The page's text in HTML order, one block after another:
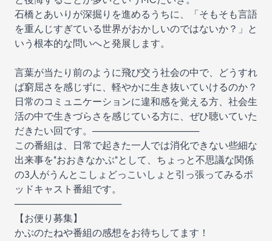
石橋とあいりが深掘りを進めるうちに、「そもそも言語
を重んじすぎている世界がおかしいのではないか？」と
いう根本的な問いへと発展します。
言葉が当たり前のように飛び交う社会の中で、どうすれ
ば窮屈さを感じずに、軽やかに生き抜いていけるのか？
日常のコミュニケーションに違和感を覚える方、社会生
活の中で生きづらさを感じている方に、ぜひ聴いていた
だきたい回です。────────────────
この番組は、日常で起きた一人では消化できない些細な
出来事を"おおきなかぶ"として、ちょっと不思議な関係
の3人がうんとこしょどっこいしょと引っ張ってみるポ
ッドキャスト番組です。
────────────────
【お便り募集】
かぶのたねや番組の感想をお待ちしてます！